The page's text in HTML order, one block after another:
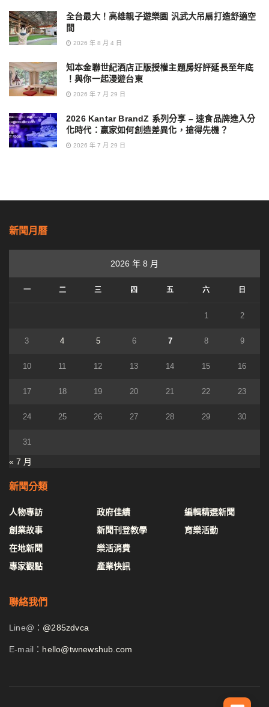
全台最大！高雄親子遊樂園 汎武大吊扇打造舒適空
間
2026 年 8 月 4 日
知本金聯世紀酒店正版授權主題房好評延長至年底
！與你一起漫遊台東
2026 年 7 月 29 日
2026 Kantar BrandZ 系列分享 – 速食品牌進入分
化時代：贏家如何創造差異化，搶得先機？
2026 年 7 月 29 日
新聞月曆
2026 年 8 月
一 二 三 四 五 六 日
1 2
3 4 5 6 7 8 9
10 11 12 13 14 15 16
17 18 19 20 21 22 23
24 25 26 27 28 29 30
31
« 7 月
新聞分類
人物專訪
創業故事
在地新聞
專家觀點
政府佳績
新聞刊登教學
樂活消費
產業快訊
編輯精選新聞
育樂活動
聯絡我們
Line@： @285zdvca
E-mail： hello@twnewshub.com